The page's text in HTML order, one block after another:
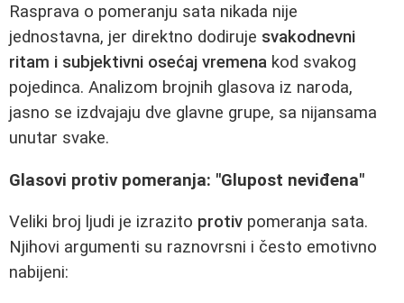
Rasprava o pomeranju sata nikada nije
jednostavna, jer direktno dodiruje svakodnevni
ritam i subjektivni osećaj vremena kod svakog
pojedinca. Analizom brojnih glasova iz naroda,
jasno se izdvajaju dve glavne grupe, sa nijansama
unutar svake.
Glasovi protiv pomeranja: "Glupost neviđena"
Veliki broj ljudi je izrazito protiv pomeranja sata.
Njihovi argumenti su raznovrsni i često emotivno
nabijeni: